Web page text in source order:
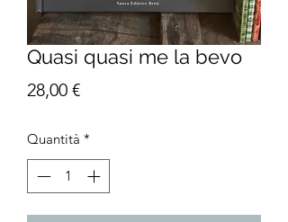
Quasi quasi me la bevo
28,00 €Prezzo
Quantità *